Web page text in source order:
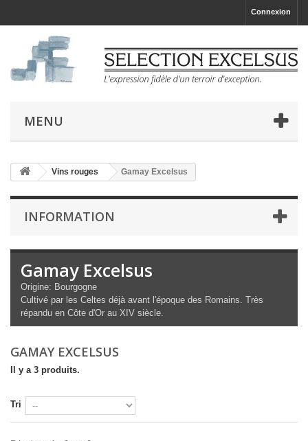
Connexion
MENU
Vins rouges Gamay Excelsus
INFORMATION
Gamay Excelsus
Origine: Bourgogne
Cultivé par les Celtes déjà avant l'époque des Romains. Très
répandu en Côte d'Or au XIV siècle.
GAMAY EXCELSUS
Il y a 3 produits.
Tri